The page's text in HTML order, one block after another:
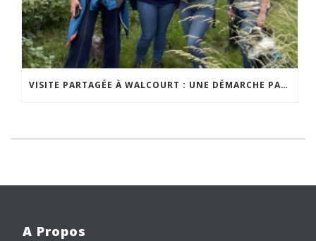
VISITE PARTAGÉE À WALCOURT : UNE DÉMARCHE PARTICIPATIVE ANIMÉE PAR ESPACE ENVIRONNEMENT
A Propos